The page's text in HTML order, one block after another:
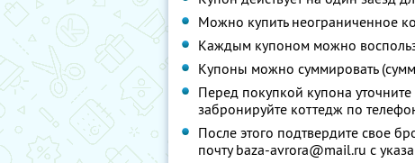
Можно купить неограниченное
Каждым купоном можно
Купоны можно суммировать
Перед покупкой купона
забронируйте коттедж по
После этого подтвердите свое
почту baza-avrora@mail.ru с